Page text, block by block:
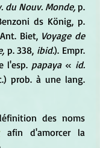
du Nouv. Monde, p.
ds König, p.
Biet, Voyage de
p. 338, ibid.). Empr.
l'esp. papaya «
prob. à une lang.
afin d'amorcer la